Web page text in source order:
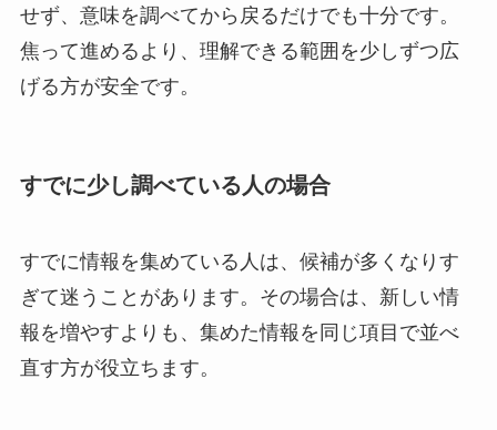
せず、意味を調べてから戻るだけでも十分です。
焦って進めるより、理解できる範囲を少しずつ広
げる方が安全です。
すでに少し調べている人の場合
すでに情報を集めている人は、候補が多くなりす
ぎて迷うことがあります。その場合は、新しい情
報を増やすよりも、集めた情報を同じ項目で並べ
直す方が役立ちます。